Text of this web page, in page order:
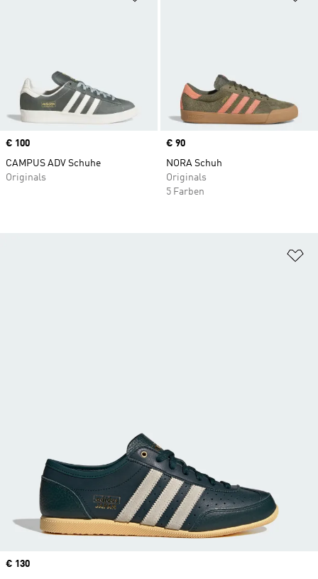
Price
€ 100
CAMPUS ADV Schuhe
Originals
Price
€ 90
NORA Schuh
Originals
5 Farben
Price
€ 130